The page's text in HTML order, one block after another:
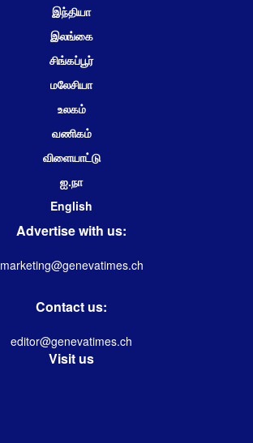
இந்தியா
இலங்கை
சிங்கப்பூர்
மலேசியா
உலகம்
வணிகம்
விளையாட்டு
ஐ.நா
English
Advertise with us:
marketing@genevatimes.ch
Contact us:
editor@genevatimes.ch
Visit us